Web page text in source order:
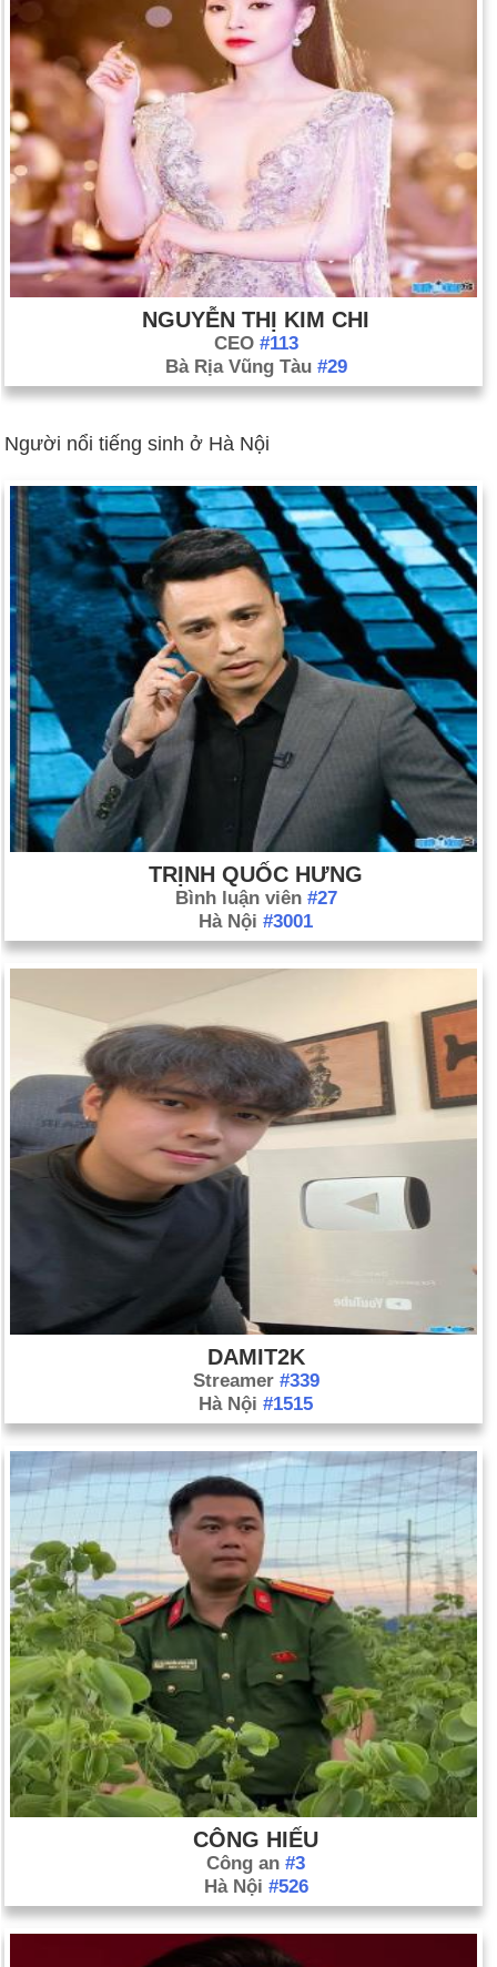
NGUYỄN THỊ KIM CHI
CEO #113
Bà Rịa Vũng Tàu #29
Người nổi tiếng sinh ở Hà Nội
TRỊNH QUỐC HƯNG
Bình luận viên #27
Hà Nội #3001
DAMIT2K
Streamer #339
Hà Nội #1515
CÔNG HIẾU
Công an #3
Hà Nội #526